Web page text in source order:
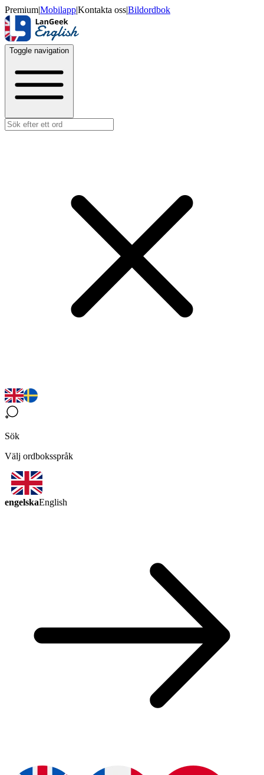
Premium|Mobilapp|Kontakta oss|Bildordbok
Toggle navigation
Sök
Välj ordboksspråk
engelskaEnglish